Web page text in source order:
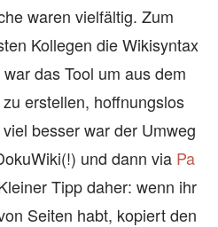
waren vielfältig. Zum
Kollegen die Wikisyntax
das Tool um aus dem
erstellen, hoffnungslos
besser war der Umweg
und dann via Pa
Tipp daher: wenn ihr
Seiten habt, kopiert den